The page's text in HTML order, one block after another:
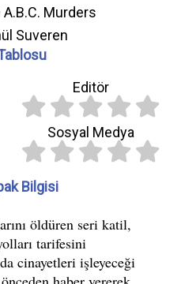
A.B.C. Murders
Suveren
Editör
Sosyal Medya
Bilgisi